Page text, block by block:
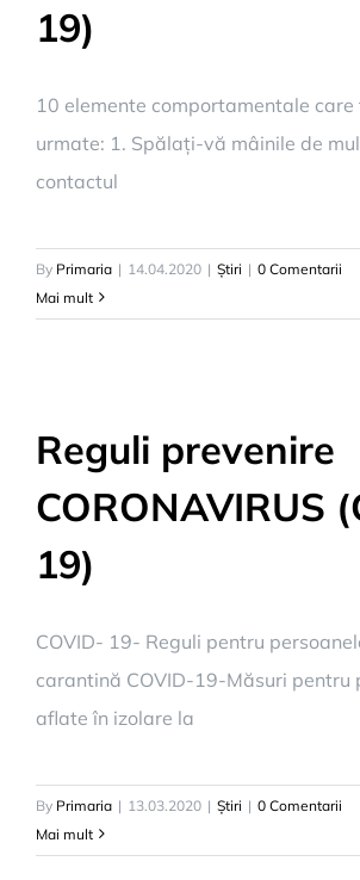
19)
10 elemente comportamentale care
urmate: 1. Spălați-vă mâinile de
contactul
By Primaria | 14.04.2020 | Știri | 0 Comentarii
Mai mult
Reguli prevenire
CORONAVIRUS
19)
COVID- 19- Reguli pentru
carantină COVID-19-Măsuri pentru
aflate în izolare la
By Primaria | 13.03.2020 | Știri | 0 Comentarii
Mai mult